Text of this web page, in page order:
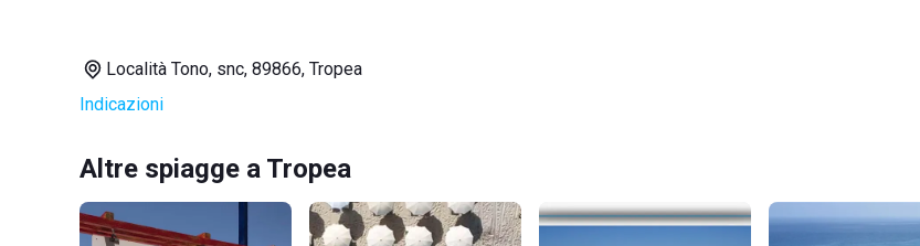
Località Tono, snc, 89866, Tropea
Indicazioni
Altre spiagge a Tropea